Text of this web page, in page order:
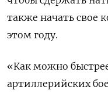
также начать свое
этом году.
«Как можно
артиллерийских